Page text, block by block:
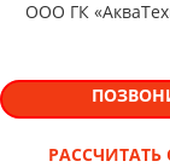
ООО ГК
РАССЧИТАТЬ